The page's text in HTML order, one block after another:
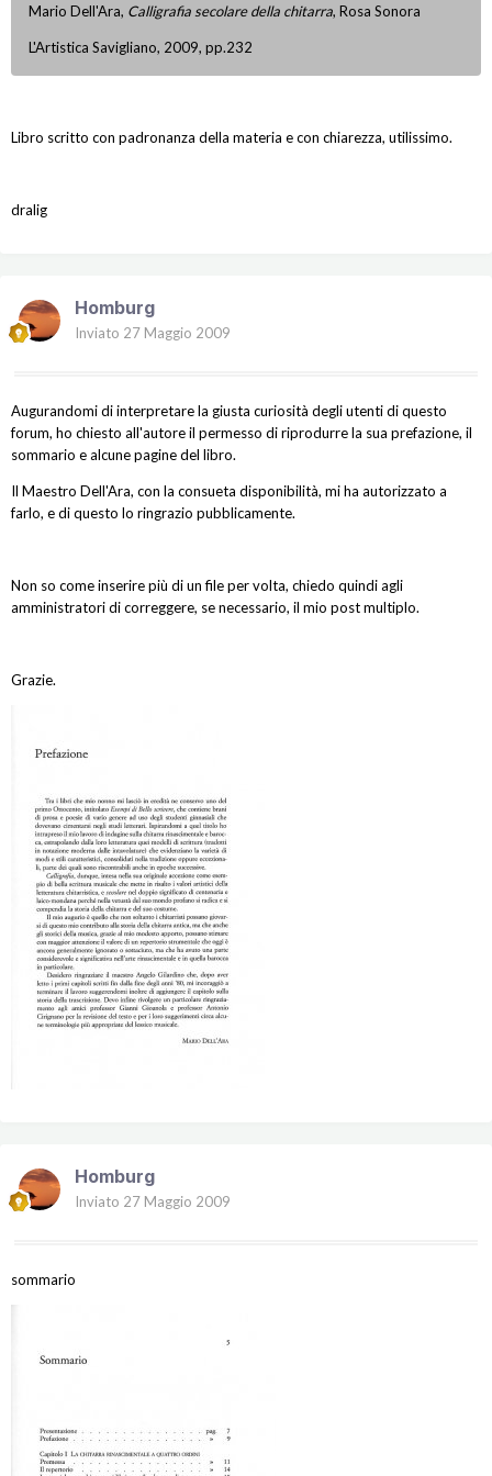
Mario Dell'Ara, Calligrafia secolare della chitarra, Rosa Sonora
L'Artistica Savigliano, 2009, pp.232
Libro scritto con padronanza della materia e con chiarezza, utilissimo.
dralig
Homburg
Inviato 27 Maggio 2009
Augurandomi di interpretare la giusta curiosità degli utenti di questo
forum, ho chiesto all'autore il permesso di riprodurre la sua prefazione, il
sommario e alcune pagine del libro.
Il Maestro Dell'Ara, con la consueta disponibilità, mi ha autorizzato a
farlo, e di questo lo ringrazio pubblicamente.
Non so come inserire più di un file per volta, chiedo quindi agli
amministratori di correggere, se necessario, il mio post multiplo.
Grazie.
Homburg
Inviato 27 Maggio 2009
sommario